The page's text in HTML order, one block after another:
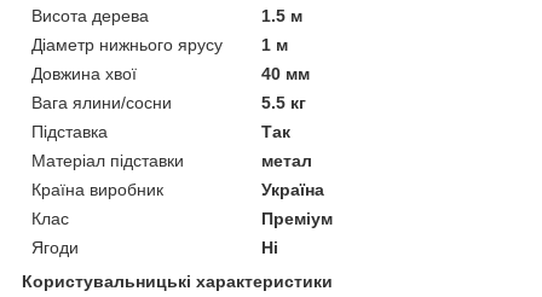
Висота дерева
1.5 м
Діаметр нижнього ярусу
1 м
Довжина хвої
40 мм
Вага ялини/сосни
5.5 кг
Підставка
Так
Матеріал підставки
метал
Країна виробник
Україна
Клас
Преміум
Ягоди
Ні
Користувальницькі характеристики